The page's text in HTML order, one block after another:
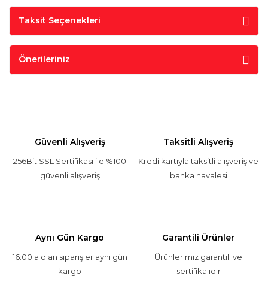
Taksit Seçenekleri
Önerileriniz
Güvenli Alışveriş
256Bit SSL Sertifikası ile %100
güvenli alışveriş
Taksitli Alışveriş
Kredi kartıyla taksitli alışveriş ve
banka havalesi
Aynı Gün Kargo
16:00'a olan siparişler aynı gün
kargo
Garantili Ürünler
Ürünlerimiz garantili ve
sertifikalıdır